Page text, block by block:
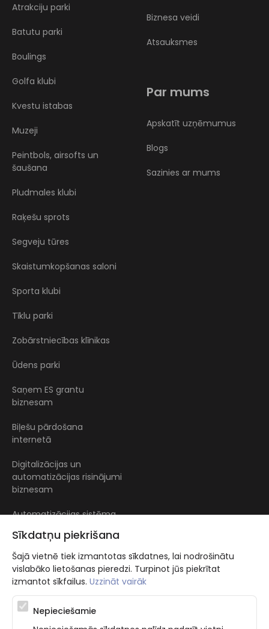
Sīkdatņu piekrišana
Šajā vietnē tiek izmantotas sīkdatnes, lai nodrošinātu
vislabāko lietošanas pieredzi. Turpinot jūs piekrītat
izmantot sīkfailus. Uzzināt vairāk
Nepieciešamie
Atrakciju parki
Batutu parki
Boulings
Golfa klubi
Kvestu istabas
Muzeji
Peintbols, airsofts un
šaušana
Pludmales klubi
Raķešu sprots
Segveju tūres
Skaistumkopšanas saloni
Sporta klubi
Tīklu parki
Zobārstniecības klīnikas
Ūdens parki
Saņem ES grantu
biznesam
Biļešu pārdošana
internetā
Digitalizācijas un
automatizācijas risinājumi
biznesam
Automatizācijas sistēma
Biznesa veidi
Atsauksmes
Par mums
Apskatīt uzņēmumus
Blogs
Sazinies ar mums
Atbalsta programma augsti kvalificētu darba ņēmēju piesaistei.